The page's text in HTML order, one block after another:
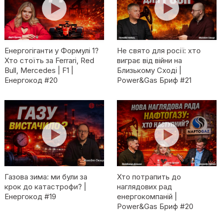
Енергогіганти у Формулі 1?
Хто стоїть за Ferrari, Red
Bull, Mercedes | F1 |
Енергокод #20
Не свято для росії: хто
виграє від війни на
Близькому Сході |
Power&Gas Бриф #21
Газова зима: ми були за
крок до катастрофи? |
Енергокод #19
Хто потрапить до
наглядових рад
енергокомпаній |
Power&Gas Бриф #20